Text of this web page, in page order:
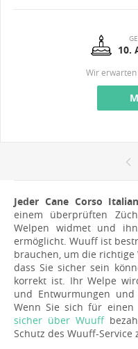
10.
Wir
Jeder Cane Corso
einem überprüften
Welpen widmet und
ermöglicht. Wuuff ist
brauchen, um die
dass Sie sicher sein
korrekt ist. Ihr Welpe
und Entwurmungen
Wenn Sie sich für einen
sicher über Wuuff
Schutz des Wuuff-Service